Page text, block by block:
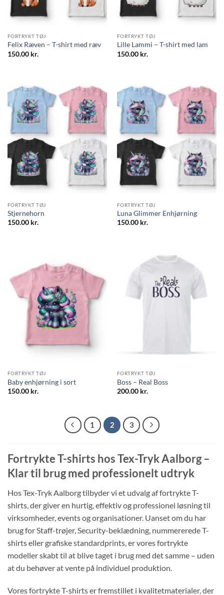
FORTRYKT TØJ
Felix Ræven – T-shirt med ræv
150.00 kr.
FORTRYKT TØJ
Lille Lammi – T-shirt med lam
150.00 kr.
FORTRYKT TØJ
Stjernehorn
150.00 kr.
FORTRYKT TØJ
Luna Glimmer Enhjørning
150.00 kr.
FORTRYKT TØJ
Baby enhjørning i sort
150.00 kr.
FORTRYKT TØJ
Boss – Real Boss
200.00 kr.
1 2 3
Fortrykte T-shirts hos Tex-Tryk Aalborg –
Klar til brug med professionelt udtryk
Hos Tex-Tryk Aalborg tilbyder vi et udvalg af fortrykte T-
shirts, der giver en hurtig, effektiv og professionel løsning til
virksomheder, events og organisationer. Uanset om du har
brug for Staff-trøjer, Security-beklædning, nummererede T-
shirts eller grafiske standardprints, er vores fortrykte
modeller skabt til at blive taget i brug med det samme – uden
at du behøver at vente på individuel produktion.
Vores fortrykte T-shirts er fremstillet i kvalitetmaterialer, der